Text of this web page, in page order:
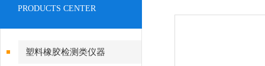
PRODUCTS CENTER
塑料橡胶检测类仪器